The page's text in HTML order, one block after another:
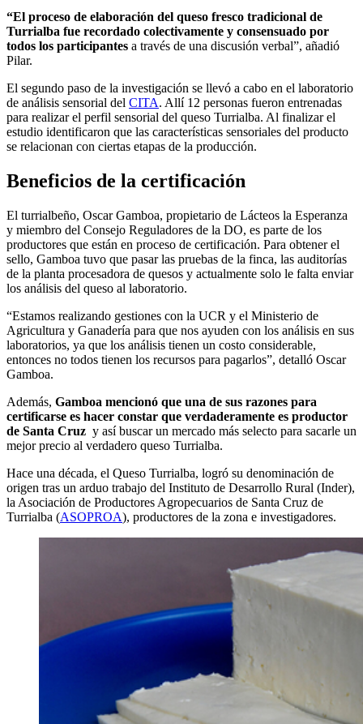
“El proceso de elaboración del queso fresco tradicional de
Turrialba fue recordado colectivamente y consensuado por
todos los participantes a través de una discusión verbal”, añadió
Pilar.
El segundo paso de la investigación se llevó a cabo en el laboratorio
de análisis sensorial del CITA. Allí 12 personas fueron entrenadas
para realizar el perfil sensorial del queso Turrialba. Al finalizar el
estudio identificaron que las características sensoriales del producto
se relacionan con ciertas etapas de la producción.
Beneficios de la certificación
El turrialbeño, Oscar Gamboa, propietario de Lácteos la Esperanza
y miembro del Consejo Reguladores de la DO, es parte de los
productores que están en proceso de certificación. Para obtener el
sello, Gamboa tuvo que pasar las pruebas de la finca, las auditorías
de la planta procesadora de quesos y actualmente solo le falta enviar
los análisis del queso al laboratorio.
“Estamos realizando gestiones con la UCR y el Ministerio de
Agricultura y Ganadería para que nos ayuden con los análisis en sus
laboratorios, ya que los análisis tienen un costo considerable,
entonces no todos tienen los recursos para pagarlos”, detalló Oscar
Gamboa.
Además, Gamboa mencionó que una de sus razones para
certificarse es hacer constar que verdaderamente es productor
de Santa Cruz y así buscar un mercado más selecto para sacarle un
mejor precio al verdadero queso Turrialba.
Hace una década, el Queso Turrialba, logró su denominación de
origen tras un arduo trabajo del Instituto de Desarrollo Rural (Inder),
la Asociación de Productores Agropecuarios de Santa Cruz de
Turrialba (ASOPROA), productores de la zona e investigadores.